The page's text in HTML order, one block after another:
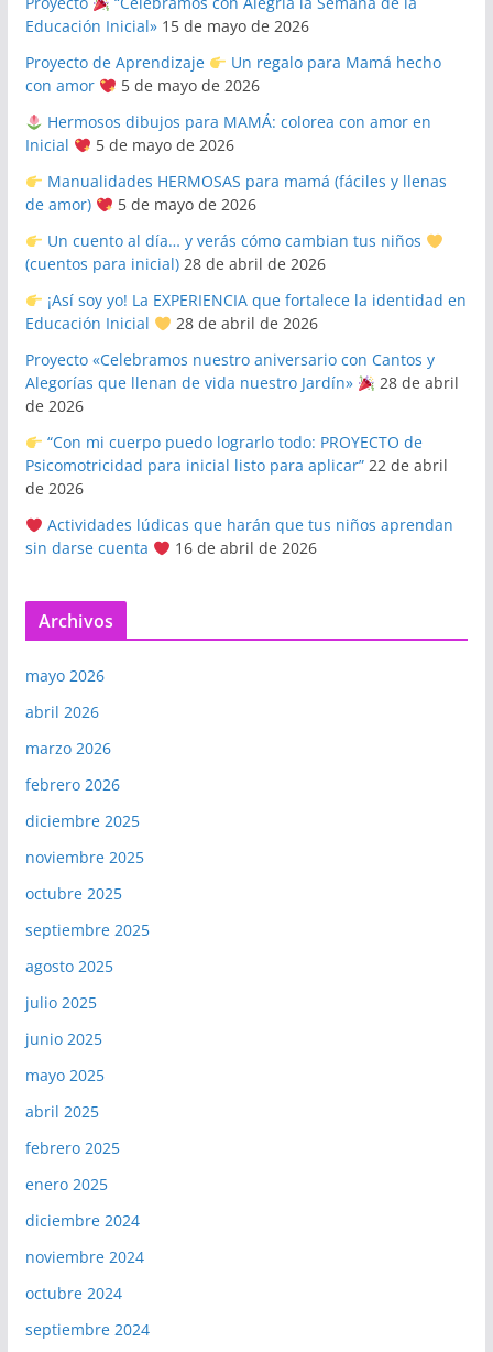
Educación Inicial» 15 de mayo de 2026
Proyecto de Aprendizaje
Un regalo para Mamá hecho
con amor
5 de mayo de 2026
Hermosos dibujos para MAMÁ: colorea con amor en
Inicial
5 de mayo de 2026
Manualidades HERMOSAS para mamá (fáciles y llenas
de amor)
5 de mayo de 2026
Un cuento al día… y verás cómo cambian tus niños
(cuentos para inicial) 28 de abril de 2026
¡Así soy yo! La EXPERIENCIA que fortalece la identidad en
Educación Inicial
28 de abril de 2026
Proyecto «Celebramos nuestro aniversario con Cantos y
Alegorías que llenan de vida nuestro Jardín»
28 de abril
de 2026
“Con mi cuerpo puedo lograrlo todo: PROYECTO de
Psicomotricidad para inicial listo para aplicar” 22 de abril
de 2026
Actividades lúdicas que harán que tus niños aprendan
sin darse cuenta
16 de abril de 2026
Archivos
mayo 2026
abril 2026
marzo 2026
febrero 2026
diciembre 2025
noviembre 2025
octubre 2025
septiembre 2025
agosto 2025
julio 2025
junio 2025
mayo 2025
abril 2025
febrero 2025
enero 2025
diciembre 2024
noviembre 2024
octubre 2024
septiembre 2024